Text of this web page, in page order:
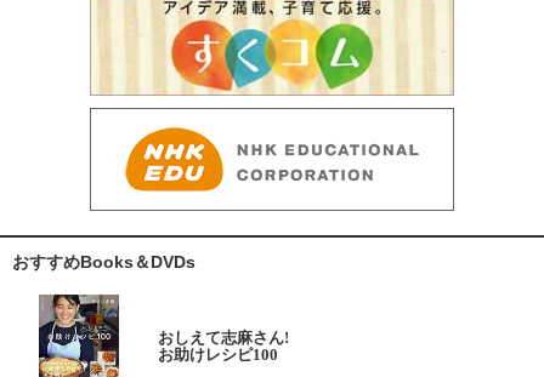
おすすめBooks＆DVDs
おしえて志麻さん!
お助けレシピ100